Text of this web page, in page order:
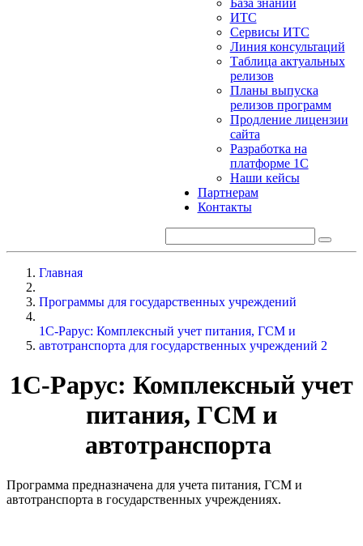
ИТС
Сервисы ИТС
Линия консультаций
Таблица актуальных
релизов
Планы выпуска
релизов программ
Продление лицензии
сайта
Разработка на
платформе 1С
Наши кейсы
Партнерам
Контакты
Главная
Программы для государственных учреждений
1С-Рарус: Комплексный учет питания, ГСМ и
автотранспорта для государственных учреждений 2
1С-Рарус: Комплексный учет
питания, ГСМ и
автотранспорта
Программа предназначена для учета питания, ГСМ и
автотранспорта в государственных учреждениях.